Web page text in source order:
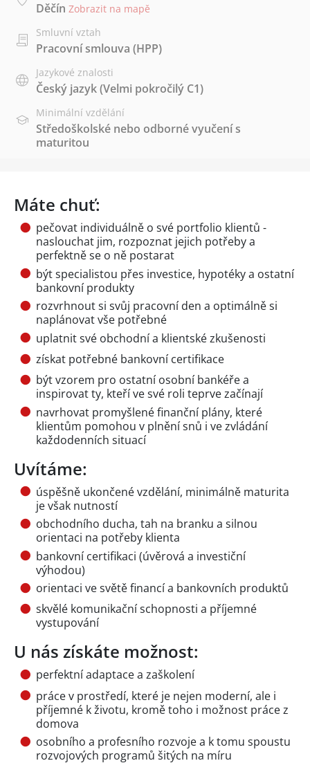
Děčín Zobrazit na mapě
Smluvní vztah
Pracovní smlouva (HPP)
Jazykové znalosti
Český jazyk(Velmi pokročilý C1)
Minimální vzdělání
Středoškolské nebo odborné vyučení s
maturitou
Máte chuť:
pečovat individuálně o své portfolio klientů -
naslouchat jim, rozpoznat jejich potřeby a
perfektně se o ně postarat
být specialistou přes investice, hypotéky a ostatní
bankovní produkty
rozvrhnout si svůj pracovní den a optimálně si
naplánovat vše potřebné
uplatnit své obchodní a klientské zkušenosti
získat potřebné bankovní certifikace
být vzorem pro ostatní osobní bankéře a
inspirovat ty, kteří ve své roli teprve začínají
navrhovat promyšlené finanční plány, které
klientům pomohou v plnění snů i ve zvládání
každodenních situací
Uvítáme:
úspěšně ukončené vzdělání, minimálně maturita
je však nutností
obchodního ducha, tah na branku a silnou
orientaci na potřeby klienta
bankovní certifikaci (úvěrová a investiční
výhodou)
orientaci ve světě financí a bankovních produktů
skvělé komunikační schopnosti a příjemné
vystupování
U nás získáte možnost:
perfektní adaptace a zaškolení
práce v prostředí, které je nejen moderní, ale i
příjemné k životu, kromě toho i možnost práce z
domova
osobního a profesního rozvoje a k tomu spoustu
rozvojových programů šitých na míru